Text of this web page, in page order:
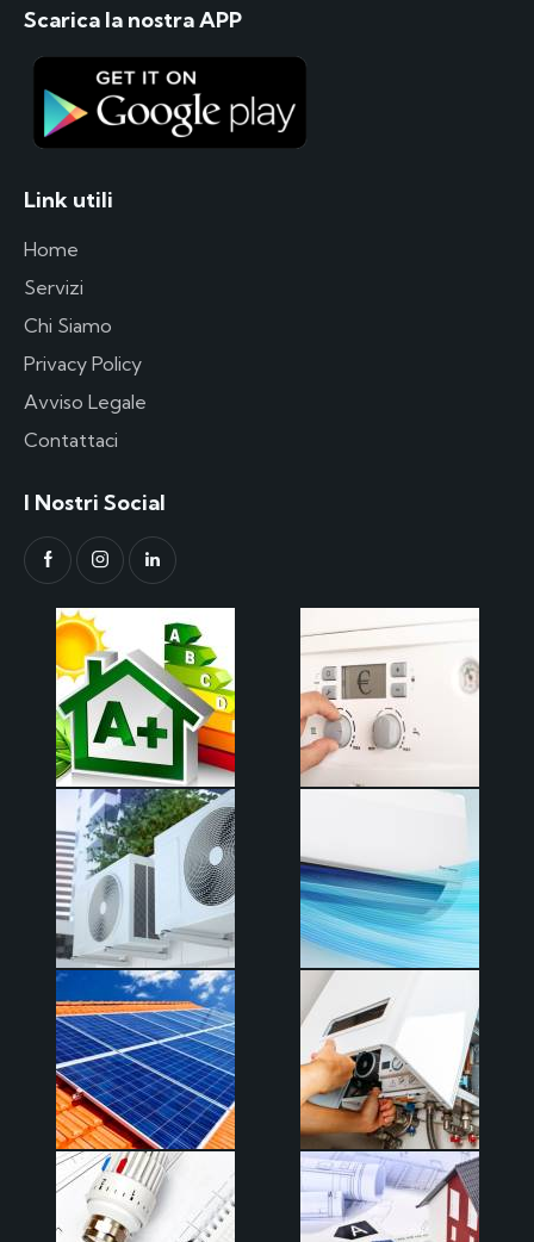
Scarica la nostra APP
Link utili
Home
Servizi
Chi Siamo
Privacy Policy
Avviso Legale
Contattaci
I Nostri Social